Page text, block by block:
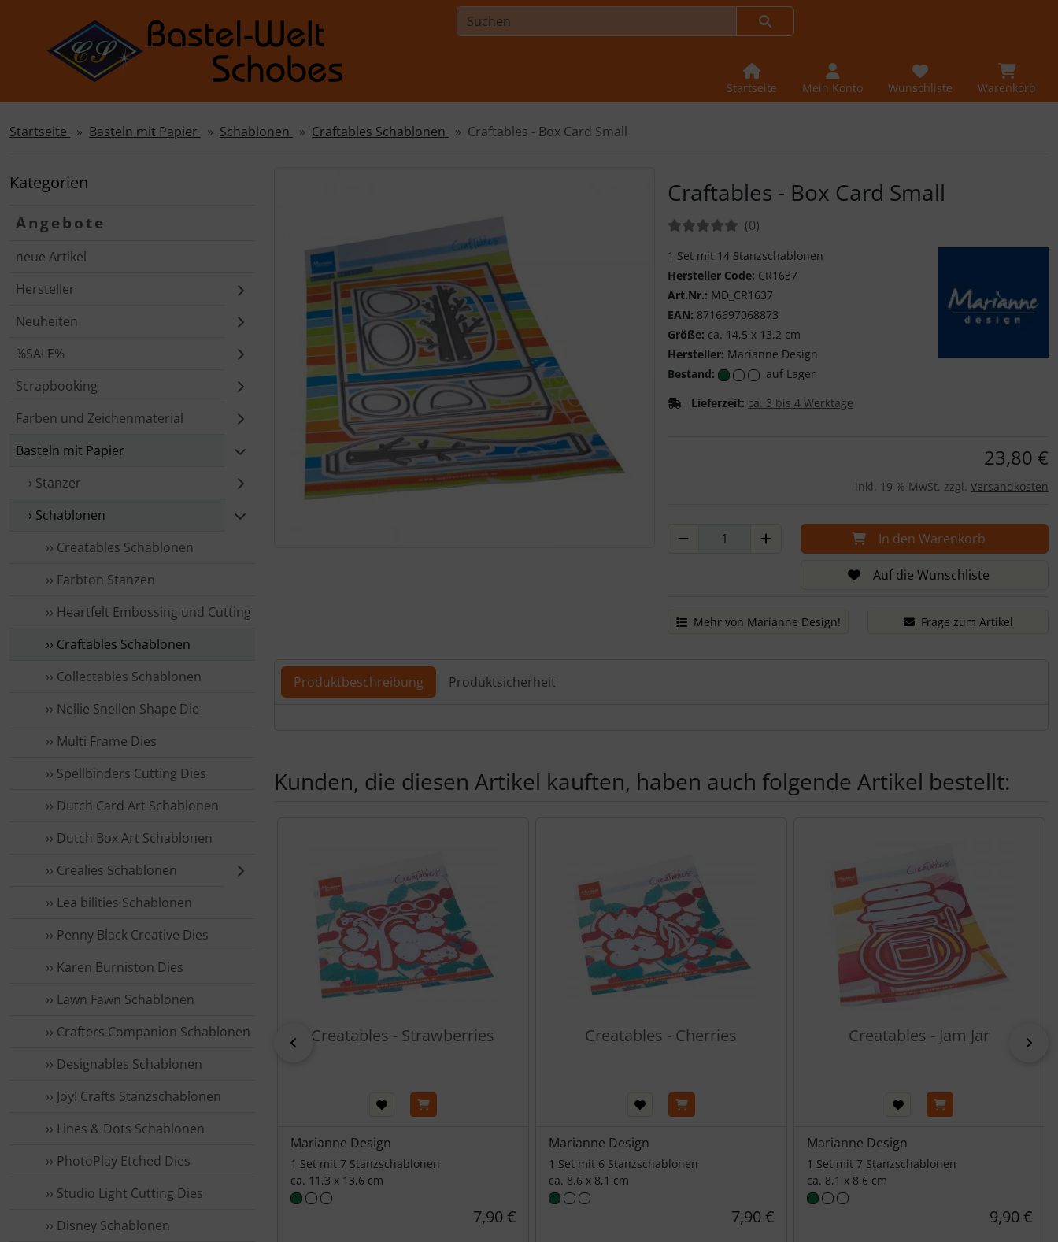
Sprungnavigation
Springe zur Navigation
Springe zum Button für Einstellungen
Springe zu den allgemeinen Informationen
Startseite Mein Konto Wunschliste Warenkorb
Startseite Basteln mit Papier Schablonen Craftables Schablonen Craftables - Box Card Small
Kategorien
Angebote
neue Artikel
Hersteller
Neuheiten
%SALE%
Scrapbooking
Farben und Zeichenmaterial
Basteln mit Papier
› Stanzer
› Schablonen
›› Creatables Schablonen
›› Farbton Stanzen
›› Heartfelt Embossing und Cutting
›› Craftables Schablonen
›› Collectables Schablonen
›› Nellie Snellen Shape Die
›› Multi Frame Dies
›› Spellbinders Cutting Dies
›› Dutch Card Art Schablonen
›› Dutch Box Art Schablonen
›› Crealies Schablonen
›› Lea bilities Schablonen
›› Penny Black Creative Dies
›› Karen Burniston Dies
›› Lawn Fawn Schablonen
›› Crafters Companion Schablonen
›› Designables Schablonen
›› Joy! Crafts Stanzschablonen
›› Lines & Dots Schablonen
›› PhotoPlay Etched Dies
›› Studio Light Cutting Dies
›› Disney Schablonen
Craftables - Box Card Small
Bewertungen:(0Bewertungen
)
1 Set mit 14 Stanzschablonen
Hersteller Code: CR1637
Art.Nr.: MD_CR1637
EAN: 8716697068873
Größe: ca. 14,5 x 13,2 cm
Hersteller: Marianne Design
Bestand:
auf Lager
Lieferzeit: ca. 3 bis 4 Werktage
23,80 €
inkl. 19 % MwSt. zzgl. Versandkosten
In den Warenkorb
Auf die Wunschliste
Mehr von Marianne Design! Frage zum Artikel
Produktbeschreibung Produktsicherheit
Kunden, die diesen Artikel kauften, haben auch folgende Artikel bestellt:
zurück
Creatables - Strawberries
Marianne Design
1 Set mit 7 Stanzschablonen
ca. 11,3 x 13,6 cm
7,90 €
Creatables - Cherries
Marianne Design
1 Set mit 6 Stanzschablonen
ca. 8,6 x 8,1 cm
7,90 €
Creatables - Jam Jar
Marianne Design
1 Set mit 7 Stanzschablonen
ca. 8,1 x 8,6 cm
9,90 €